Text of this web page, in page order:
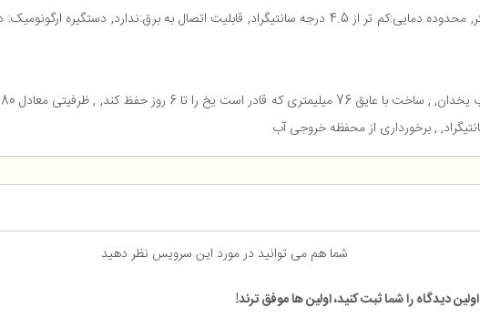
نوع دستگاه: یخدان مسافرتی, کارکرد: تک کاره, عملکردها: یخدان, ظرفیت: 47.3 لیتر, محدوده دمایی:کم تر از 4.5 درجه سانتیگراد, قابلیت
شما هم می توانید در مورد این سرویس نظر دهید
اولین دیدگاه را شما ثبت کنید، اولین ها موفق ترند!